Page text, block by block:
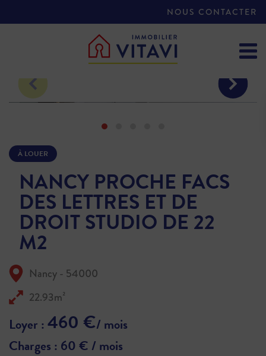
NOUS CONTACTER
À LOUER
NANCY PROCHE FACS
DES LETTRES ET DE
DROIT STUDIO DE 22
M2
Nancy - 54000
22.93m²
Loyer :460 €/ mois
Charges : 60 € / mois